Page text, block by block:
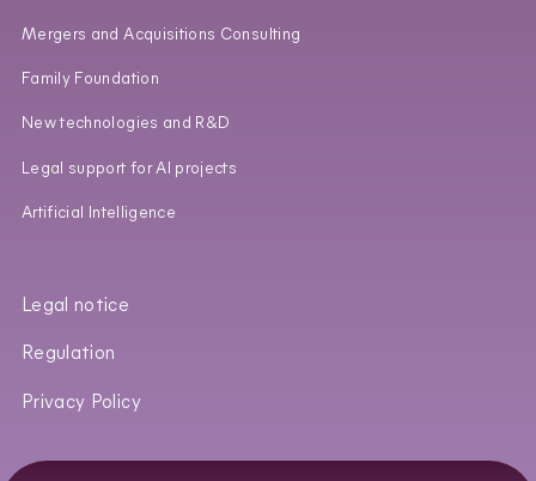
Mergers and Acquisitions Consulting
Family Foundation
New technologies and R&D
Legal support for AI projects
Artificial Intelligence
Legal notice
Regulation
Privacy Policy